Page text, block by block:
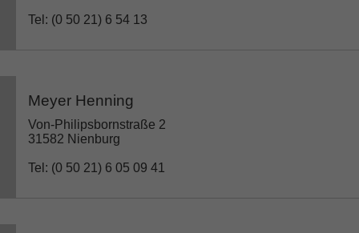
Tel: (0 50 21) 6 54 13
Meyer Henning
Von-Philipsbornstraße 2
31582 Nienburg
Tel: (0 50 21) 6 05 09 41